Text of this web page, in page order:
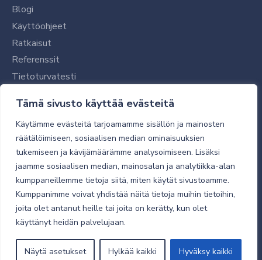
Tämä sivusto käyttää evästeitä
Käytämme evästeitä tarjoamamme sisällön ja mainosten
räätälöimiseen, sosiaalisen median ominaisuuksien
tukemiseen ja kävijämäärämme analysoimiseen. Lisäksi
jaamme sosiaalisen median, mainosalan ja analytiikka-alan
kumppaneillemme tietoja siitä, miten käytät sivustoamme.
Kumppanimme voivat yhdistää näitä tietoja muihin tietoihin,
joita olet antanut heille tai joita on kerätty, kun olet
käyttänyt heidän palvelujaan.
Näytä asetukset Hylkää kaikki Hyväksy kaikki
Blogi
Käyttöohjeet
Ratkaisut
Referenssit
Tietoturvatesti
Tilaajalle
Toimitustavat ja -kulut
Verkkokaupan yleiset ehdot
Toimitusehdot
Tietosuojaseloste
Tietoturva
© 2026 Micro Magic